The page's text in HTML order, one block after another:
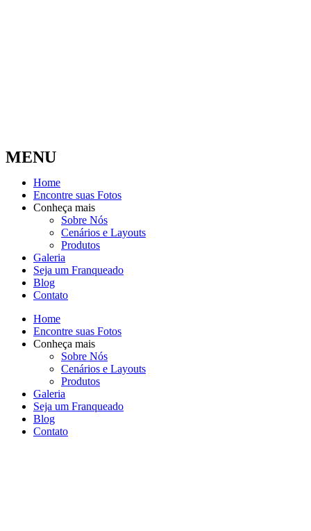
MENU
Home
Encontre suas Fotos
Conheça mais
Sobre Nós
Cenários e Layouts
Produtos
Galeria
Seja um Franqueado
Blog
Contato
Home
Encontre suas Fotos
Conheça mais
Sobre Nós
Cenários e Layouts
Produtos
Galeria
Seja um Franqueado
Blog
Contato